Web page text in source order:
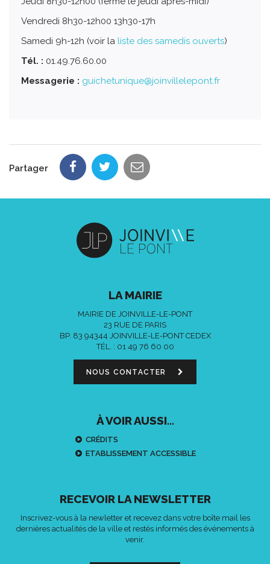
Vendredi 8h30-12h00 13h30-17h
Samedi 9h-12h (voir la liste des samedis ouverts)
Tél. : 01.49.76.60.00
Messagerie : guichetunique@joinvillelepont.fr
Partager
LA MAIRIE
MAIRIE DE JOINVILLE-LE-PONT
23 RUE DE PARIS
BP. 83 94344 JOINVILLE-LE-PONT CEDEX
TÉL. : 01 49 76 60 00
NOUS CONTACTER
À VOIR AUSSI...
CRÉDITS
ETABLISSEMENT ACCESSIBLE
RECEVOIR LA NEWSLETTER
Inscrivez-vous à la newletter et recevez dans votre boîte mail les
dernières actualités de la ville et restés informés des événements à
venir.